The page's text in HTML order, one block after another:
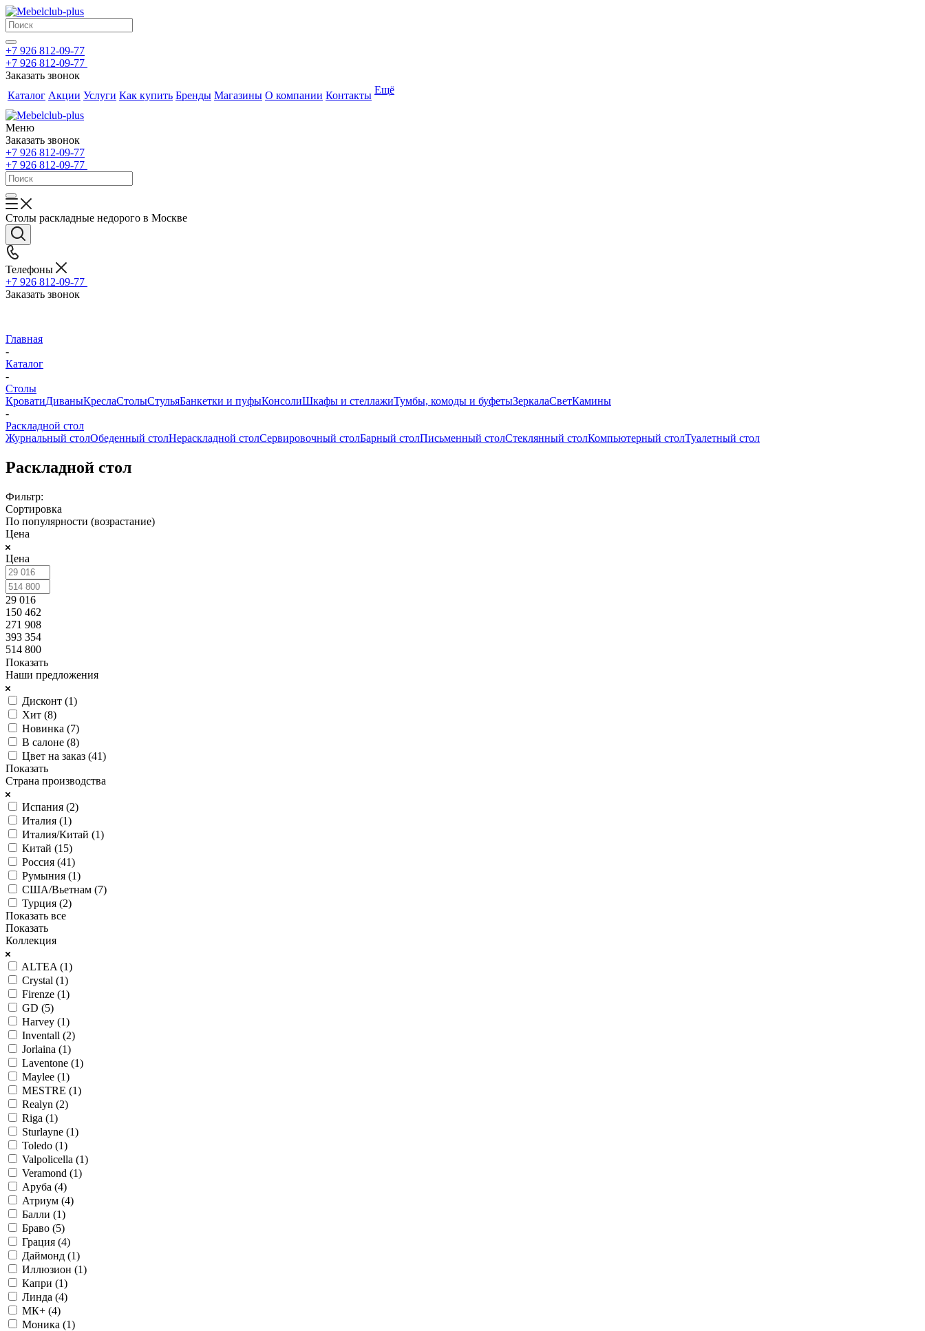
+7 926 812-09-77
+7 926 812-09-77
Заказать звонок
Каталог Акции Услуги Как купить Бренды Магазины О компании Контакты Ещё
Меню
Заказать звонок
+7 926 812-09-77
+7 926 812-09-77
Столы раскладные недорого в Москве
Телефоны
+7 926 812-09-77
Заказать звонок
Главная
-
Каталог
-
Столы
КроватиДиваныКреслаСтолыСтульяБанкетки и пуфыКонсолиШкафы и стеллажиТумбы, комоды и буфетыЗеркалаСветКамины
-
Раскладной стол
Журнальный столОбеденный столНераскладной столСервировочный столБарный столПисьменный столСтеклянный столКомпьютерный столТуалетный стол
Раскладной стол
Фильтр:
Сортировка
По популярности (возрастание)
Цена
Цена
29 016
150 462
271 908
393 354
514 800
Показать
Наши предложения
Дисконт (1)
Хит (8)
Новинка (7)
В салоне (8)
Цвет на заказ (41)
Показать
Страна производства
Испания (2)
Италия (1)
Италия/Китай (1)
Китай (15)
Россия (41)
Румыния (1)
США/Вьетнам (7)
Турция (2)
Показать все
Показать
Коллекция
ALTEA (1)
Crystal (1)
Firenze (1)
GD (5)
Harvey (1)
Inventall (2)
Jorlaina (1)
Laventone (1)
Maylee (1)
MESTRE (1)
Realyn (2)
Riga (1)
Sturlayne (1)
Toledo (1)
Valpolicella (1)
Veramond (1)
Аруба (4)
Атриум (4)
Балли (1)
Браво (5)
Грация (4)
Даймонд (1)
Иллюзион (1)
Капри (1)
Линда (4)
МК+ (4)
Моника (1)